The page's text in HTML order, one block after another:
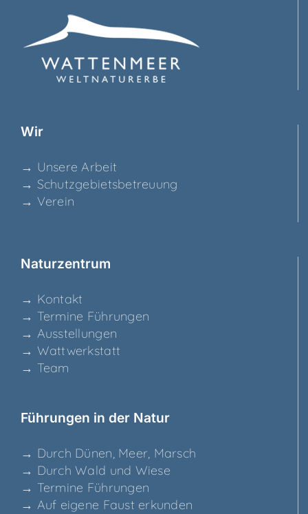
Wir
→ Unse­re Arbeit
→ Schutz­ge­biets­be­treu­ung
→ Ver­ein
Natur­zen­trum
→ Kon­takt
→ Ter­mi­ne Führungen
→ Aus­stel­lun­gen
→ Watt­werk­statt
→ Team
Füh­run­gen in der Natur
→ Durch Dünen, Meer, Marsch
→ Durch Wald und Wiese
→ Ter­mi­ne Führungen
→ Auf eige­ne Faust erkunden